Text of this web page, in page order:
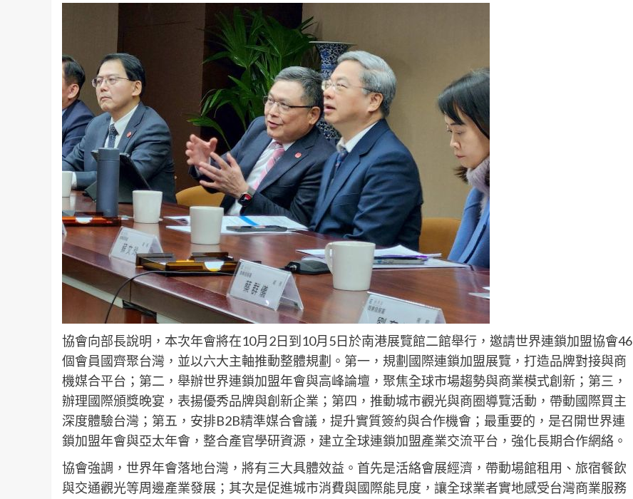
協會向部長說明，本次年會將在10月2日到10月5日於南港展覽館二館舉行，邀請世界連鎖加盟協會46
個會員國齊聚台灣，並以六大主軸推動整體規劃。第一，規劃國際連鎖加盟展覽，打造品牌對接與商
機媒合平台；第二，舉辦世界連鎖加盟年會與高峰論壇，聚焦全球市場趨勢與商業模式創新；第三，
辦理國際頒獎晚宴，表揚優秀品牌與創新企業；第四，推動城市觀光與商圈導覽活動，帶動國際買主
深度體驗台灣；第五，安排B2B精準媒合會議，提升實質簽約與合作機會；最重要的，是召開世界連
鎖加盟年會與亞太年會，整合產官學研資源，建立全球連鎖加盟產業交流平台，強化長期合作網絡。
協會強調，世界年會落地台灣，將有三大具體效益。首先是活絡會展經濟，帶動場館租用、旅宿餐飲
與交通觀光等周邊產業發展；其次是促進城市消費與國際能見度，讓全球業者實地感受台灣商業服務